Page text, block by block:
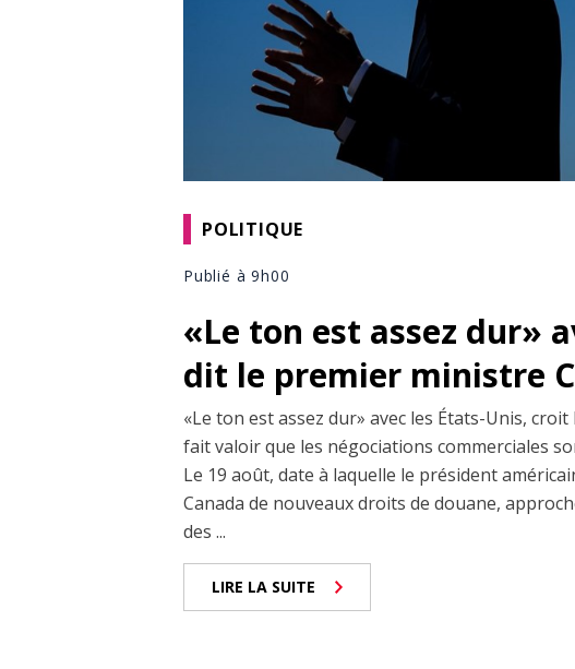
POLITIQUE
Publié à 9h00
«Le ton est assez dur»
dit le premier ministre
«Le ton est assez dur» avec les États-Unis,
fait valoir que les négociations commerciales
Le 19 août, date à laquelle le président
Canada de nouveaux droits de douane,
des ...
LIRE LA SUITE